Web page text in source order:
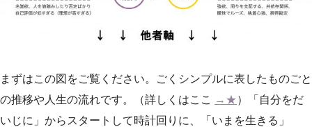
まずはこの図をご覧ください。ごくシンプルに表したものごと
の推移や人生の流れです。（詳しくはここ
→★）「自分をだ
いじに」からスタートして時計回りに、「いまを生きる」